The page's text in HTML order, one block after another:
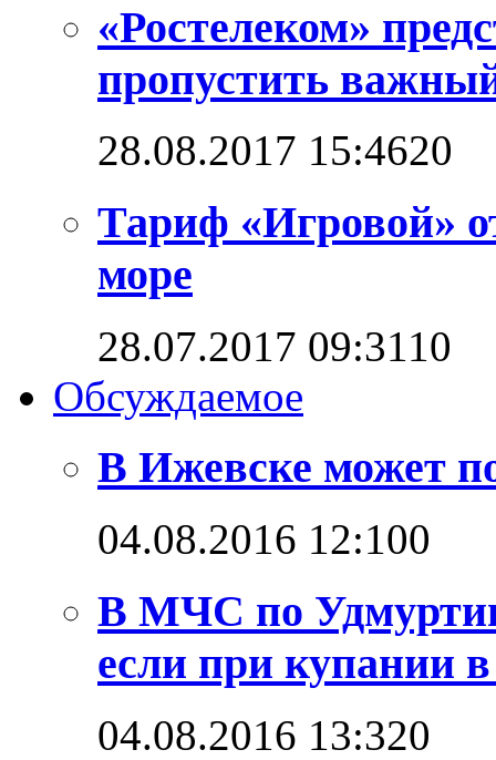
«Ростелеком»
пропустить
28.08.2017 15:4620
Тариф «Игровой»
море
28.07.2017 09:3110
Обсуждаемое
В Ижевске может
04.08.2016 12:100
В МЧС по
если при купании
04.08.2016 13:320